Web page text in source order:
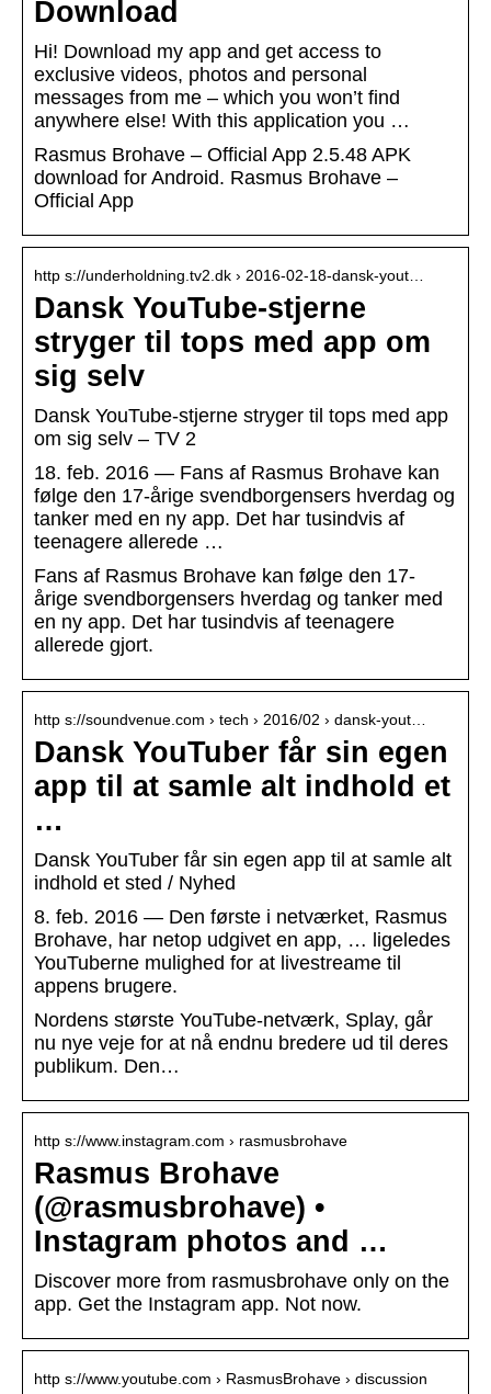
Download
Hi! Download my app and get access to
exclusive videos, photos and personal
messages from me – which you won’t find
anywhere else! With this application you …
Rasmus Brohave – Official App 2.5.48 APK
download for Android. Rasmus Brohave –
Official App
http s://underholdning.tv2.dk › 2016-02-18-dansk-yout…
Dansk YouTube-stjerne
stryger til tops med app om
sig selv
Dansk YouTube-stjerne stryger til tops med app
om sig selv – TV 2
18. feb. 2016 — Fans af Rasmus Brohave kan
følge den 17-årige svendborgensers hverdag og
tanker med en ny app. Det har tusindvis af
teenagere allerede …
Fans af Rasmus Brohave kan følge den 17-
årige svendborgensers hverdag og tanker med
en ny app. Det har tusindvis af teenagere
allerede gjort.
http s://soundvenue.com › tech › 2016/02 › dansk-yout…
Dansk YouTuber får sin egen
app til at samle alt indhold et
…
Dansk YouTuber får sin egen app til at samle alt
indhold et sted / Nyhed
8. feb. 2016 — Den første i netværket, Rasmus
Brohave, har netop udgivet en app, … ligeledes
YouTuberne mulighed for at livestreame til
appens brugere.
Nordens største YouTube-netværk, Splay, går
nu nye veje for at nå endnu bredere ud til deres
publikum. Den…
http s://www.instagram.com › rasmusbrohave
Rasmus Brohave
(@rasmusbrohave) •
Instagram photos and …
Discover more from rasmusbrohave only on the
app. Get the Instagram app. Not now.
http s://www.youtube.com › RasmusBrohave › discussion